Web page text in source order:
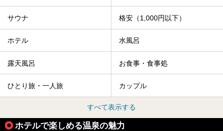
サウナ 格安（1,000円以下）
ホテル 水風呂
露天風呂 お食事・食事処
ひとり旅・一人旅 カップル
すべて表示する
ホテルで楽しめる温泉の魅力